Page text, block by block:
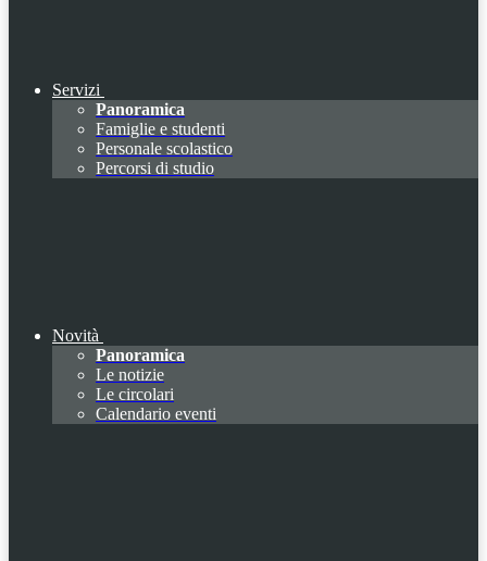
Servizi
Panoramica
Famiglie e studenti
Personale scolastico
Percorsi di studio
Novità
Panoramica
Le notizie
Le circolari
Calendario eventi